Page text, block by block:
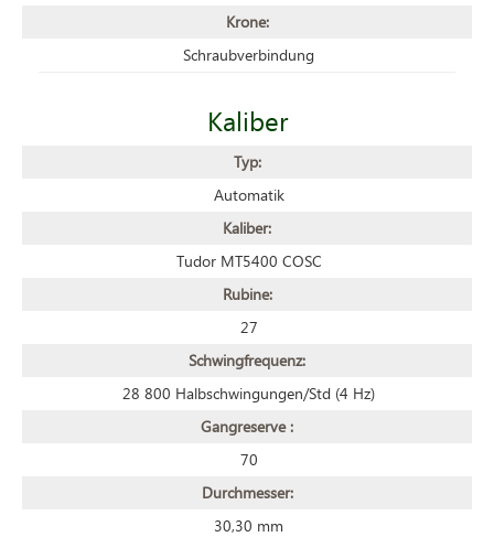
Krone:
Schraubverbindung
Kaliber
Typ:
Automatik
Kaliber:
Tudor MT5400 COSC
Rubine:
27
Schwingfrequenz:
28 800 Halbschwingungen/Std (4 Hz)
Gangreserve :
70
Durchmesser:
30,30 mm